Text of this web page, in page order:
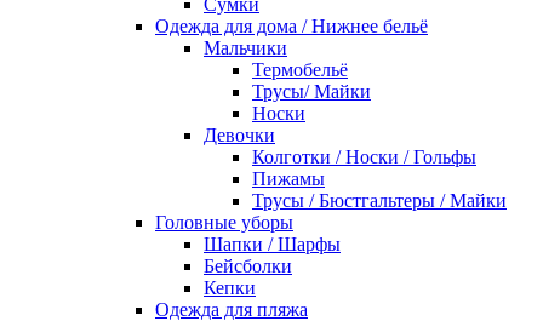
Одежда для дома / Нижнее бельё
Мальчики
Термобельё
Трусы/ Майки
Носки
Девочки
Колготки / Носки / Гольфы
Пижамы
Трусы / Бюстгальтеры / Майки
Головные уборы
Шапки / Шарфы
Бейсболки
Кепки
Одежда для пляжа